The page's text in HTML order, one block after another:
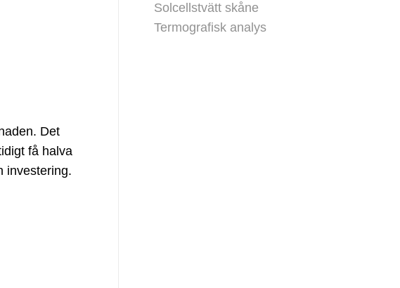
Det
få halva
investering.
Solcellstvätt skåne
Termografisk analys